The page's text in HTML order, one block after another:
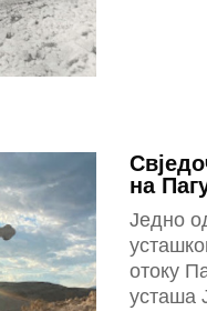
на
Једно
отоку
усташа